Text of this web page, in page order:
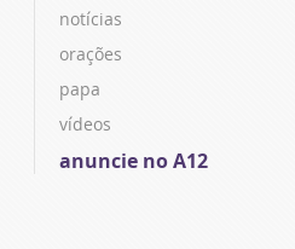
notícias
orações
papa
vídeos
anuncie no A12